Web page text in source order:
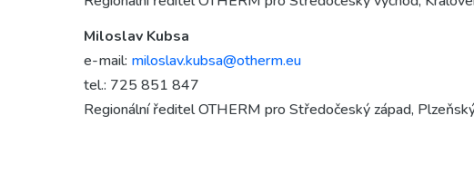
Miloslav Kubsa
e-mail: miloslav.kubsa@otherm.eu
tel.: 725 851 847
Regionální ředitel OTHERM pro Středočeský západ,